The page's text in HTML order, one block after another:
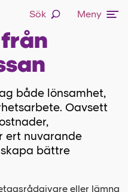
Sök
Meny
både lönsamhet,
Oavsett
ert nuvarande
bättre
eller lämna